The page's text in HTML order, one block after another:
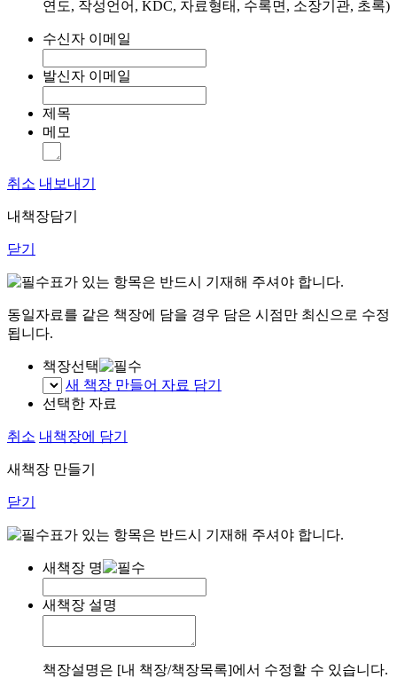
연도, 작성언어, KDC, 자료형태, 수록면, 소장기관, 초록)
수신자 이메일
발신자 이메일
제목
메모
취소 내보내기
내책장담기
닫기
표가 있는 항목은 반드시 기재해 주셔야 합니다.
동일자료를 같은 책장에 담을 경우 담은 시점만 최신으로 수정
됩니다.
책장선택
새 책장 만들어 자료 담기
선택한 자료
취소 내책장에 담기
새책장 만들기
닫기
표가 있는 항목은 반드시 기재해 주셔야 합니다.
새책장 명
새책장 설명
책장설명은 [내 책장/책장목록]에서 수정할 수 있습니다.